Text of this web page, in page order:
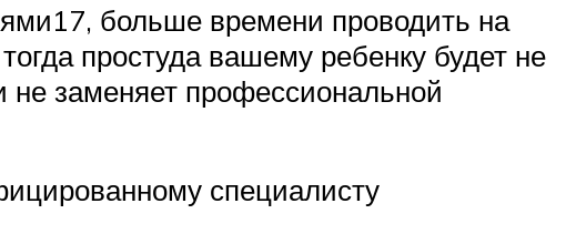
больше времени проводить на
простуда вашему ребенку будет не
заменяет профессиональной
специалисту